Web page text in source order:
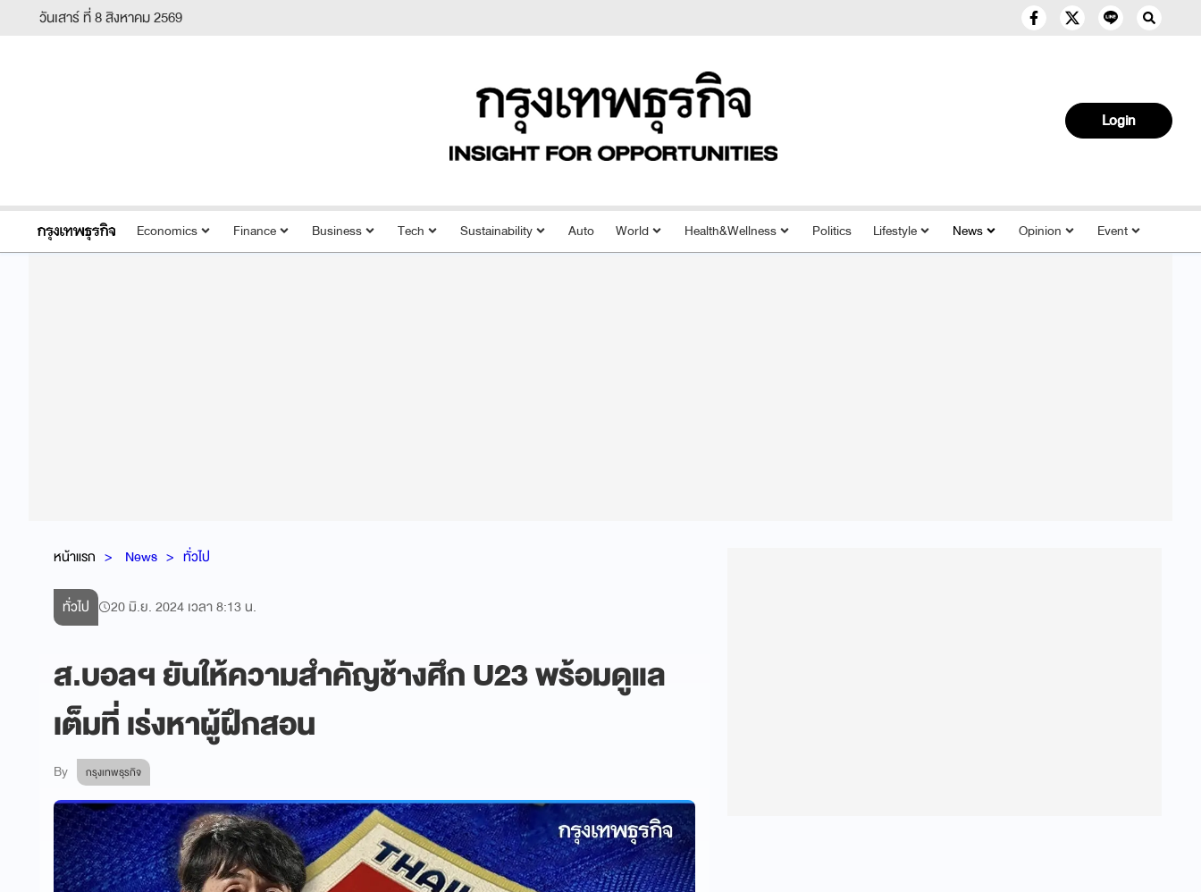
วันเสาร์ ที่ 8 สิงหาคม 2569
Login
Economics Finance Business Tech Sustainability Auto World Health&Wellness Politics Lifestyle News Opinion Event
หน้าแรก News ทั่วไป
ทั่วไป 20 มิ.ย. 2024 เวลา 8:13 น.
ส.บอลฯ ยันให้ความสำคัญช้างศึก U23 พร้อมดูแล
เต็มที่ เร่งหาผู้ฝึกสอน
By กรุงเทพธุรกิจ